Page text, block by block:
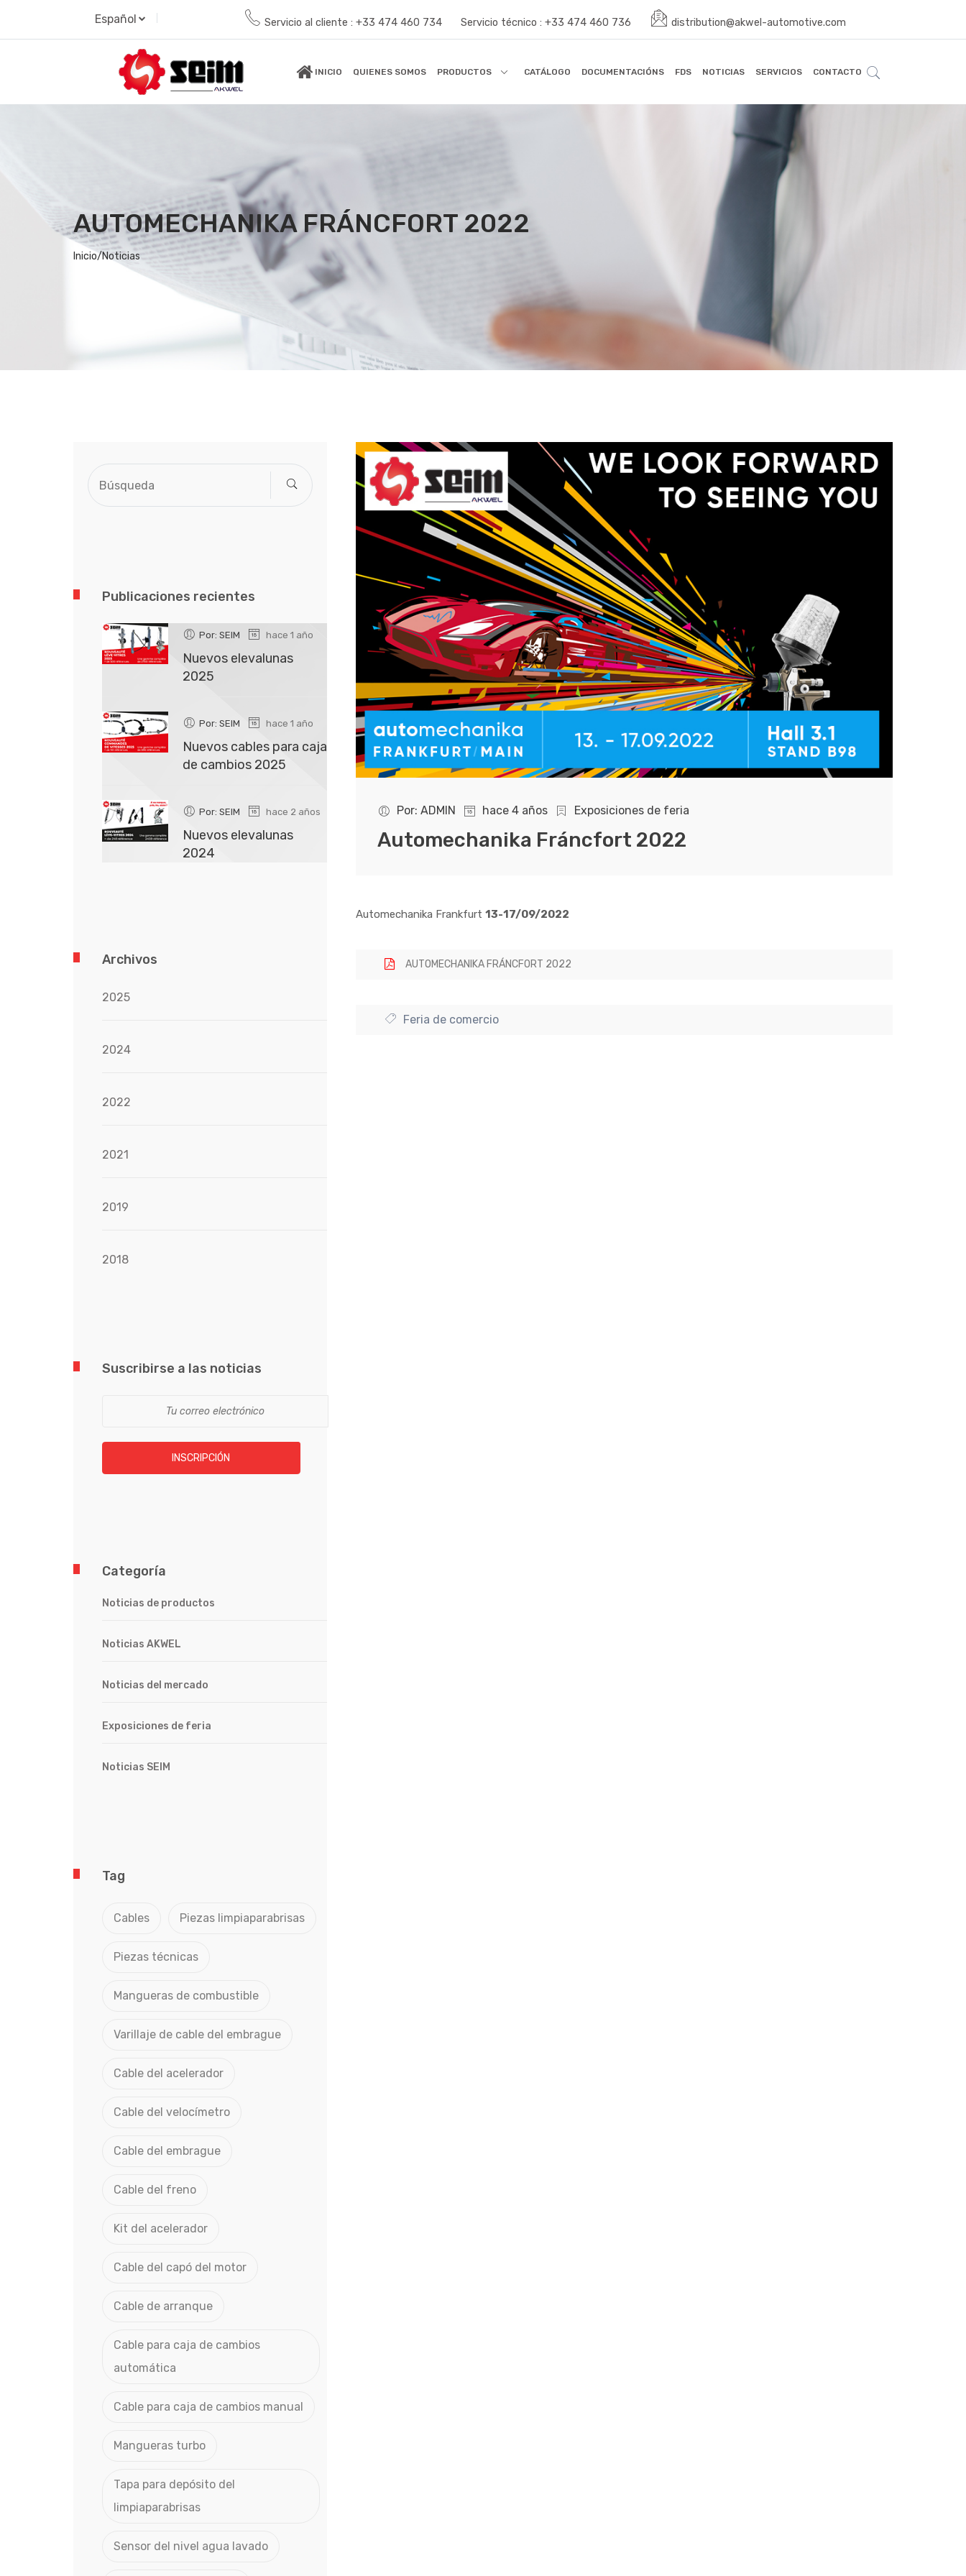
Español Servicio al cliente :+33 474 460 734 Servicio técnico :+33 474 460 736 distribution@akwel-automotive.com
INICIO QUIENES SOMOS PRODUCTOS CATÁLOGO DOCUMENTACIÓNS FDS NOTICIAS SERVICIOS CONTACTO
AUTOMECHANIKA FRÁNCFORT 2022
Inicio/Noticias
Publicaciones recientes
Por: SEIM hace 1 año
Nuevos elevalunas
2025
Por: SEIM hace 1 año
Nuevas Piezas
limpiaparabrisas 2025
Por: SEIM hace 1 año
Nuevos cables para caja
de cambios 2025
Por: SEIM hace 1 año
Nuevos cables Varios
2025
Por: SEIM hace 2 años
Nuevos elevalunas
2024
Archivos
2025
2024
2022
2021
2019
2018
Suscribirse a las noticias
INSCRIPCIÓN
Categoría
Noticias de productos
Noticias AKWEL
Noticias del mercado
Exposiciones de feria
Noticias SEIM
Tag
Cables Piezas limpiaparabrisas
Piezas técnicas
Mangueras de combustible
Varillaje de cable del embrague
Cable del acelerador
Cable del velocímetro
Cable del embrague
Cable del freno
Kit del acelerador
Cable del capó del motor
Cable de arranque
Cable para caja de cambios
automática
Cable para caja de cambios manual
Mangueras turbo
Tapa para depósito del
limpiaparabrisas
Sensor del nivel agua lavado
Por: ADMIN hace 4 años Exposiciones de feria
Automechanika Fráncfort 2022
Automechanika Frankfurt13-17/09/2022
AUTOMECHANIKA FRÁNCFORT 2022
Feria de comercio